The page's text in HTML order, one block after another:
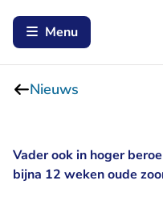
Menu
Nieuws
Vader ook in hoger
bijna 12 weken oude